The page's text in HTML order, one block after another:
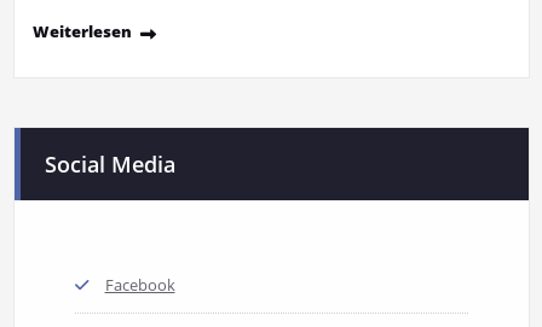
Weiterlesen
Social Media
Facebook